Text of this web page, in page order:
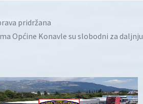
pridržana
Općine Konavle su slobodni za daljnju